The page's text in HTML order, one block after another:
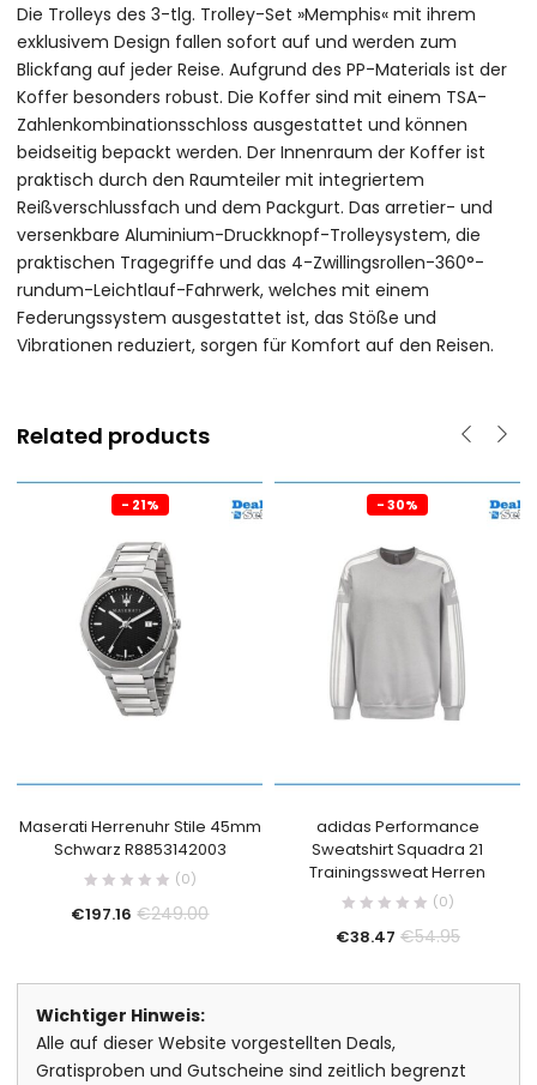
Die Trolleys des 3-tlg. Trolley-Set »Memphis« mit ihrem
exklusivem Design fallen sofort auf und werden zum
Blickfang auf jeder Reise. Aufgrund des PP-Materials ist der
Koffer besonders robust. Die Koffer sind mit einem TSA-
Zahlenkombinationsschloss ausgestattet und können
beidseitig bepackt werden. Der Innenraum der Koffer ist
praktisch durch den Raumteiler mit integriertem
Reißverschlussfach und dem Packgurt. Das arretier- und
versenkbare Aluminium-Druckknopf-Trolleysystem, die
praktischen Tragegriffe und das 4-Zwillingsrollen-360°-
rundum-Leichtlauf-Fahrwerk, welches mit einem
Federungssystem ausgestattet ist, das Stöße und
Vibrationen reduziert, sorgen für Komfort auf den Reisen.
Related products
- 21%
Maserati Herrenuhr Stile 45mm
Schwarz R8853142003
(0)
€197.16 €249.00
- 30%
adidas Performance
Sweatshirt Squadra 21
Trainingssweat Herren
(0)
€38.47 €54.95
Wichtiger Hinweis:
Alle auf dieser Website vorgestellten Deals,
Gratisproben und Gutscheine sind zeitlich begrenzt